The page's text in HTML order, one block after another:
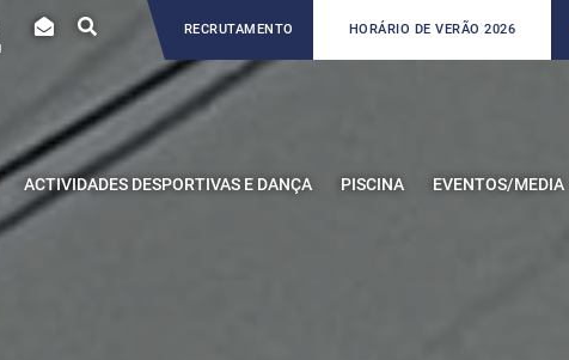
RECRUTAMENTO HORÁRIO DE VERÃO 2026
ACTIVIDADES DESPORTIVAS E DANÇA PISCINA EVENTOS/MEDIA